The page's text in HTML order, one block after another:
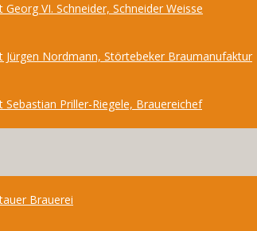
VI. Schneider, Schneider Weisse
Jürgen Nordmann, Störtebeker Braumanufaktur
Priller-Riegele, Brauereichef
Brauerei